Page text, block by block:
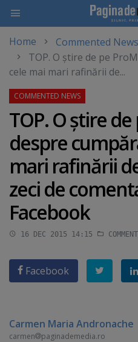
main
content
Home
Commented News
TOP. O ştire de pe
cele mai mari rafinării de...
TOP. O ştire
despre
mari rafinării
zeci de
Facebook
16 DEC 2015 14:15
Facebook
Carmen Maria Andronache
carmen paginademedia.ro